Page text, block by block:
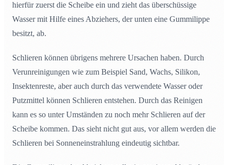
hierfür zuerst die Scheibe ein und zieht das überschüssige
Wasser mit Hilfe eines Abziehers, der unten eine Gummilippe
besitzt, ab.
Schlieren können übrigens mehrere Ursachen haben. Durch
Verunreinigungen wie zum Beispiel Sand, Wachs, Silikon,
Insektenreste, aber auch durch das verwendete Wasser oder
Putzmittel können Schlieren entstehen. Durch das Reinigen
kann es so unter Umständen zu noch mehr Schlieren auf der
Scheibe kommen. Das sieht nicht gut aus, vor allem werden die
Schlieren bei Sonneneinstrahlung eindeutig sichtbar.